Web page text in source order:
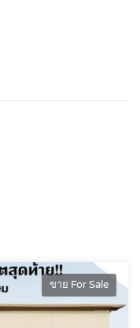
ขาย For Sale